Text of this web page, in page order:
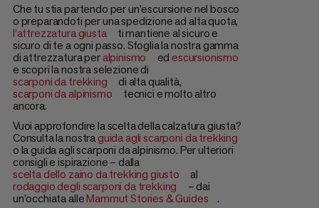
Che tu stia partendo per un'escursione nel bosco
o preparandoti per una spedizione ad alta quota,
l'attrezzatura giusta
ti mantiene al sicuro e
sicuro di te a ogni passo. Sfoglia la nostra gamma
di attrezzatura peralpinismo ed escursionismo
e scopri la nostra selezione di
scarponi da trekking
di alta qualità,
scarponi da alpinismo
tecnici e molto altro
ancora.
Vuoi approfondire la scelta della calzatura giusta?
Consulta la nostraguida agli scarponi da trekking
o la guida agli scarponi da alpinismo. Per ulteriori
consigli e ispirazione – dalla
scelta dello zaino da trekking giusto
al
rodaggio degli scarponi da trekking
– dai
un'occhiata alleMammut Stories & Guides .